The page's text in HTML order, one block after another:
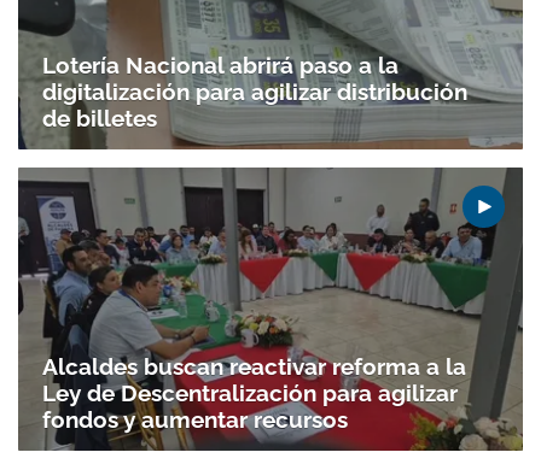
Lotería Nacional abrirá paso a la
digitalización para agilizar distribución
de billetes
Alcaldes buscan reactivar reforma a la
Ley de Descentralización para agilizar
fondos y aumentar recursos